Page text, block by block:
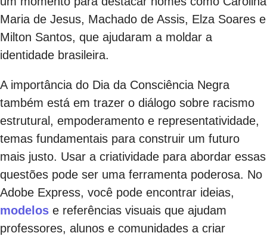
Maria de Jesus, Machado de Assis, Elza Soares e
Milton Santos, que ajudaram a moldar a
identidade brasileira.
A importância do Dia da Consciência Negra
também está em trazer o diálogo sobre racismo
estrutural, empoderamento e representatividade,
temas fundamentais para construir um futuro
mais justo. Usar a criatividade para abordar essas
questões pode ser uma ferramenta poderosa. No
Adobe Express, você pode encontrar ideias,
modelos e referências visuais que ajudam
professores, alunos e comunidades a criar